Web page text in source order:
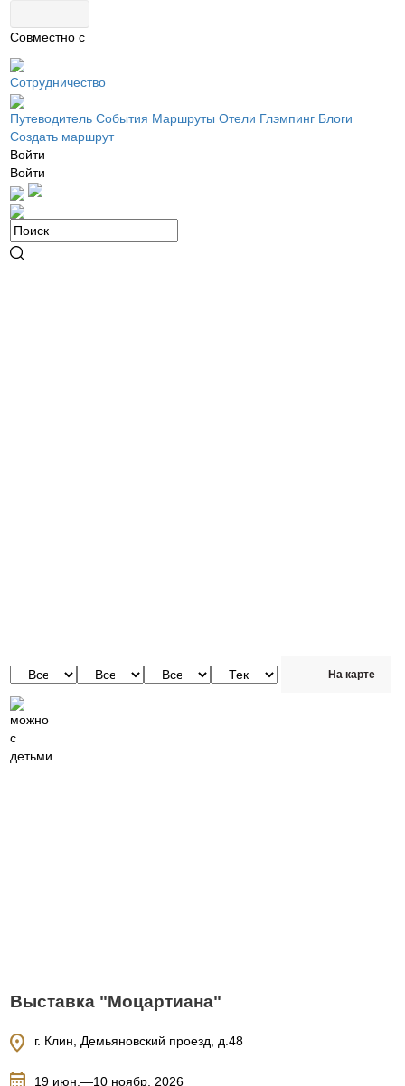
Совместно с
Сотрудничество
Путеводитель События Маршруты Отели Глэмпинг Блоги
Создать маршрут
Войти
Войти
На карте
Выставка "Моцартиана"
location_on г. Клин, Демьяновский проезд, д.48
19 июн.—10 ноябр. 2026